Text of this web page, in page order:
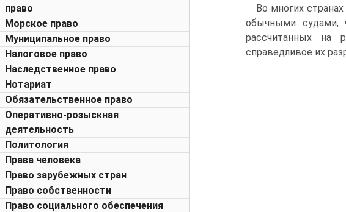
право
Морское право
Муниципальное право
Налоговое право
Наследственное право
Нотариат
Обязательственное право
Оперативно-розыскная
деятельность
Политология
Права человека
Право зарубежных стран
Право собственности
Право социального обеспечения
Во многих
обычными судами,
рассчитанных на
справедливое их